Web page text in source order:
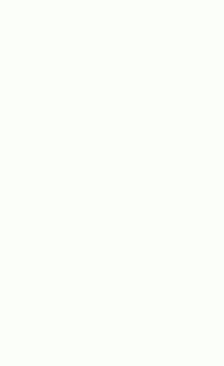
von über 20
Teppichstoffe
Kunden anbieten.
Szenarien,
Küchen, Ein- und
hochwertige
und unser Ziel ist
in China und sogar